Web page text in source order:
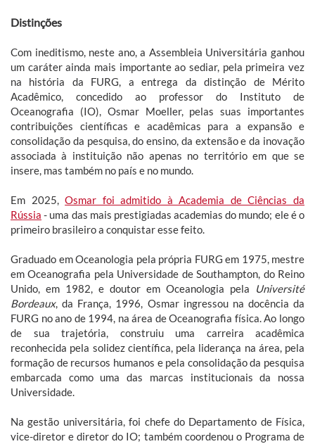
Distinções
Com ineditismo, neste ano, a Assembleia Universitária ganhou
um caráter ainda mais importante ao sediar, pela primeira vez
na história da FURG, a entrega da distinção de Mérito
Acadêmico, concedido ao professor do Instituto de
Oceanografia (IO), Osmar Moeller, pelas suas importantes
contribuições científicas e acadêmicas para a expansão e
consolidação da pesquisa, do ensino, da extensão e da inovação
associada à instituição não apenas no território em que se
insere, mas também no país e no mundo.
Em 2025,Osmar foi admitido à Academia de Ciências da
Rússia - uma das mais prestigiadas academias do mundo; ele é o
primeiro brasileiro a conquistar esse feito.
Graduado em Oceanologia pela própria FURG em 1975, mestre
em Oceanografia pela Universidade de Southampton, do Reino
Unido, em 1982, e doutor em Oceanologia pela
Université
Bordeaux, da França, 1996, Osmar ingressou na docência da
FURG no ano de 1994, na área de Oceanografia física. Ao longo
de sua trajetória, construiu uma carreira acadêmica
reconhecida pela solidez científica, pela liderança na área, pela
formação de recursos humanos e pela consolidação da pesquisa
embarcada como uma das marcas institucionais da nossa
Universidade.
Na gestão universitária, foi chefe do Departamento de Física,
vice-diretor e diretor do IO; também coordenou o Programa de